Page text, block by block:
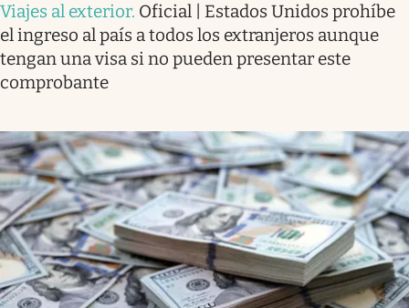
Viajes al exterior. Oficial | Estados Unidos prohíbe
el ingreso al país a todos los extranjeros aunque
tengan una visa si no pueden presentar este
comprobante